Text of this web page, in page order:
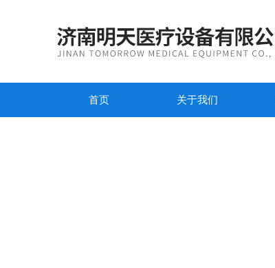
首页 关于我们